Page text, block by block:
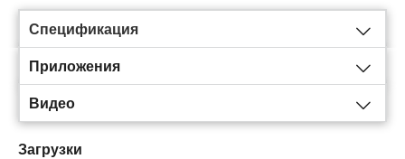
Спецификация
Приложения
Видео
Загрузки